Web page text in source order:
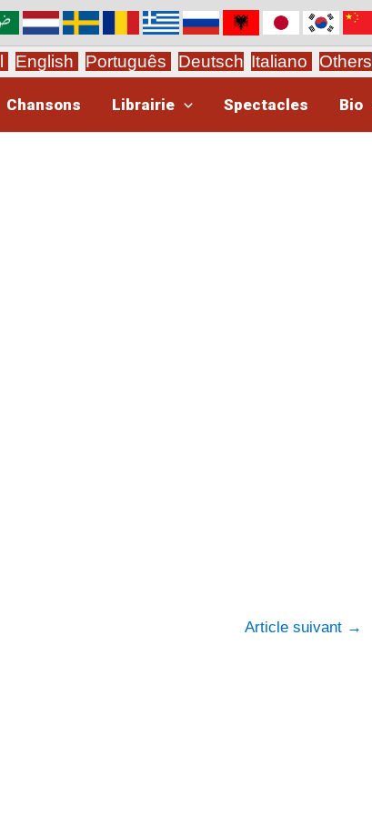
English Português Deutsch Italiano Others
Chansons Librairie Spectacles Bio
Article suivant →